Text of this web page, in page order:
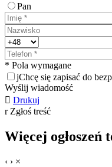
Pan
* Pola wymagane
jChcę się zapisać do
Wyślij wiadomość
 Drukuj
r Zgłoś treść
Więcej ogłoszeń
‹ › ×